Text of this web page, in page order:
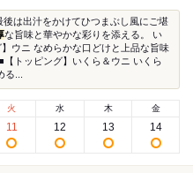
後は出汁をかけてひつまぶし風にご堪
な旨味と華やかな彩りを添える。 い
ウニ なめらかな口どけと上品な旨味
トッピング】いくら＆ウニ いくら
...
火
11
水
12
木
13
金
14